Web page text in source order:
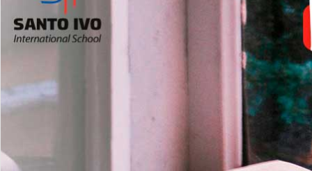
es
Com imersão Bilingue - Anos
Finais